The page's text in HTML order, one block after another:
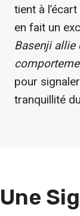
tient à
en fait un
Basenji allie
pour
tranquillité
Une